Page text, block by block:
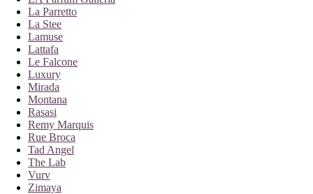
La Parretto
La Stee
Lamuse
Lattafa
Le Falcone
Luxury
Mirada
Montana
Rasasi
Remy Marquis
Rue Broca
Tad Angel
The Lab
Vurv
Zimaya